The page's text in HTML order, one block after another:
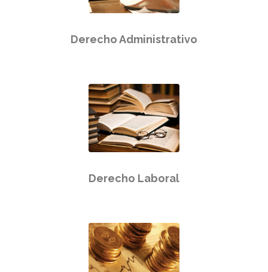
Derecho Administrativo
Derecho Laboral